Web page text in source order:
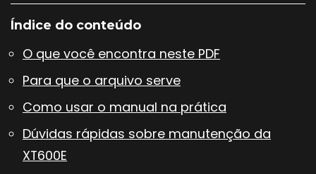
Índice do conteúdo
O que você encontra neste PDF
Para que o arquivo serve
Como usar o manual na prática
Dúvidas rápidas sobre manutenção da
XT600E